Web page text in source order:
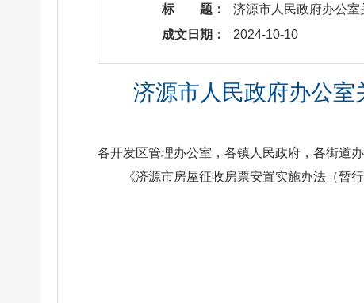
标 题：
济源市人民政府办公
成文日期：
2024-10-10
济源市人民政府办公
各开发区管理办公室，各镇人民政府，各街道
《济源市房屋征收房票安置实施办法（暂